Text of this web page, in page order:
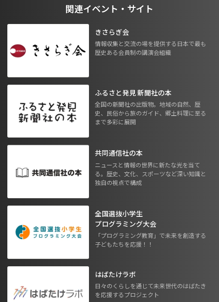
関連イベント・サイト
きさらぎ会
情報収集と交流の場を提供する日本で最も
歴史ある会員制の講演会組織
ふるさと発見 新聞社の本
全国の新聞社の出版物。地域の自然、歴
史、民俗から旅のガイド、郷土料理に至る
まで多彩に展開
共同通信社の本
ニュースと情報の世界に新たな光を当て
る。歴史、文化、スポーツなど深い知識と
独自の視点で構成
全国選抜小学生
プログラミング大会
「プログラミング教育」で未来を創造する
子どもたちを応援！！
はばたけラボ
日々のくらしを通じて未来世代のはばたき
を応援するプロジェクト